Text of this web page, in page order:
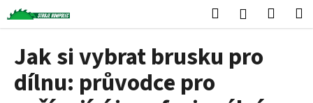
Přejít
na
obsah
Hledat
Jak si vybrat brusku pro
dílnu: průvodce pro
o
C
o